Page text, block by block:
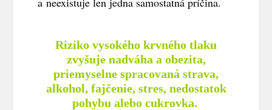
Riziko vysokého krvného tlaku
zvyšuje nadváha a obezita,
priemyselne spracovaná strava,
alkohol, fajčenie, stres, nedostatok
pohybu alebo cukrovka.